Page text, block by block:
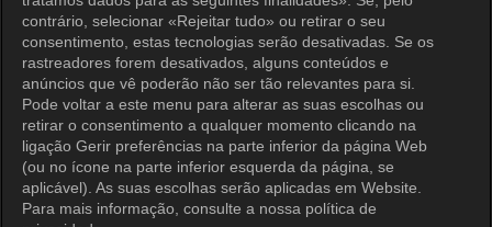
contrário, selecionar «Rejeitar tudo» ou retirar o seu
consentimento, estas tecnologias serão desativadas. Se os
rastreadores forem desativados, alguns conteúdos e
anúncios que vê poderão não ser tão relevantes para si.
Pode voltar a este menu para alterar as suas escolhas ou
retirar o consentimento a qualquer momento clicando na
ligação Gerir preferências na parte inferior da página Web
(ou no ícone na parte inferior esquerda da página, se
aplicável). As suas escolhas serão aplicadas em Website.
Para mais informação, consulte a nossa política de